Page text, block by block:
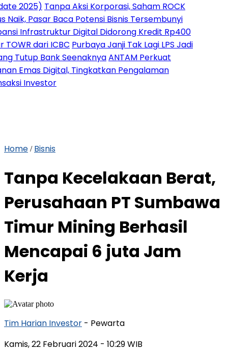
Tanpa Aksi Korporasi, Saham ROCK
Baca Potensi Bisnis Tersembunyi
Digital Didorong Kredit Rp400
dari ICBCPurbaya Janji Tak Lagi LPS Jadi
Bank SeenaknyaANTAM Perkuat
Digital, Tingkatkan Pengalaman
Home / Bisnis
Tanpa Kecelakaan Berat,
Perusahaan PT Sumbawa
Timur Mining Berhasil
Mencapai 6 juta Jam
Kerja
Tim Harian Investor - Pewarta
Kamis, 22 Februari 2024 - 10:29 WIB